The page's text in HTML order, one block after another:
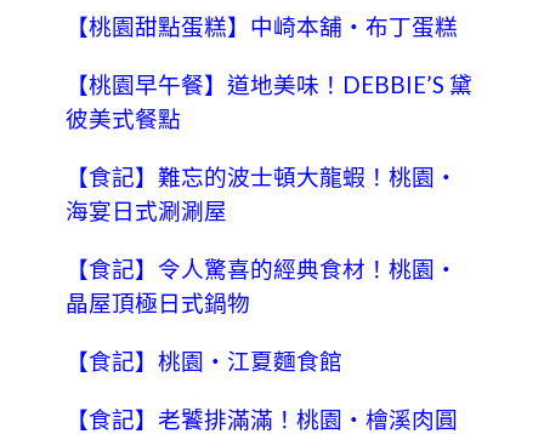
【桃園甜點蛋糕】中崎本舖‧布丁蛋糕
【桃園早午餐】道地美味！DEBBIE’S 黛
彼美式餐點
【食記】難忘的波士頓大龍蝦！桃園‧
海宴日式涮涮屋
【食記】令人驚喜的經典食材！桃園‧
晶屋頂極日式鍋物
【食記】桃園‧江夏麵食館
【食記】老饕排滿滿！桃園‧檜溪肉圓